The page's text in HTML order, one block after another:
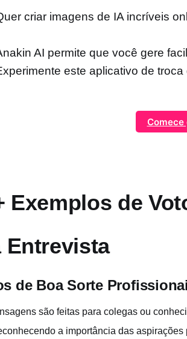
criar imagens de IA incríveis
AI permite que você gere
este aplicativo de
Exemplos de
Entrevista
de Boa Sorte
são feitas para colegas ou
a importância das